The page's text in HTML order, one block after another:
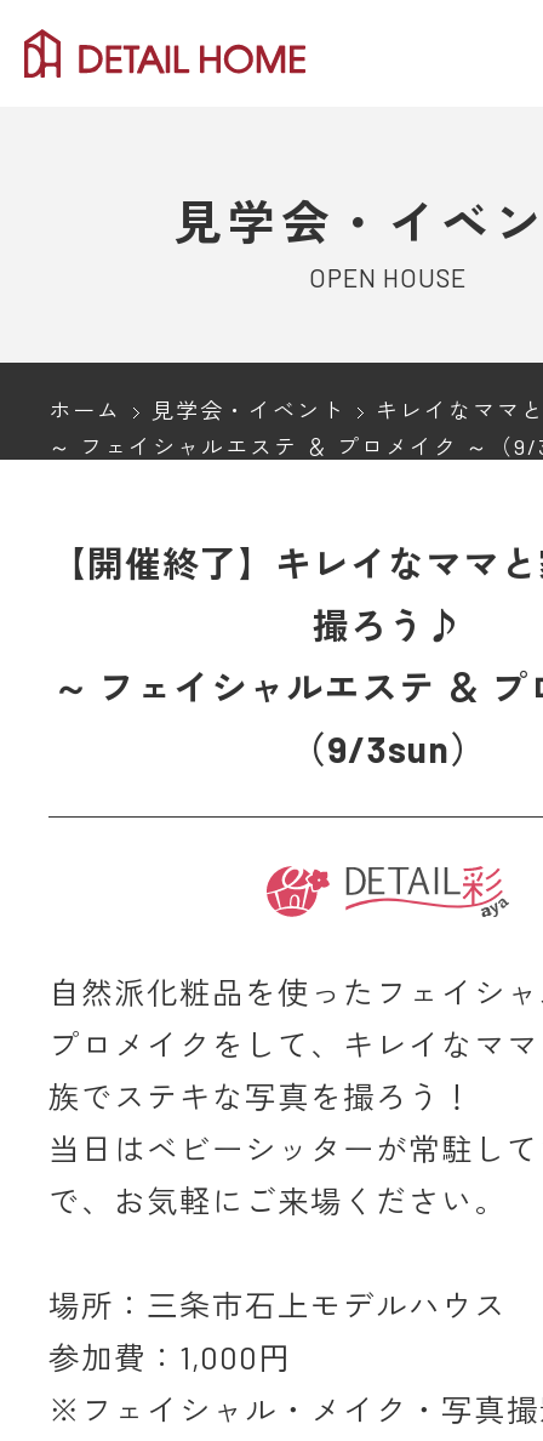
見学会・イベ
OPEN HOUSE
ホーム 見学会・イベント
キレイなママと
～ フェイシャルエステ ＆ プロメイク ～（
【開催終了】キレイなママ
撮ろう♪
～ フェイシャルエステ ＆ プ
（9/3sun）
自然派化粧品を使ったフェイシ
プロメイクをして、キレイなマ
族でステキな写真を撮ろう！
当日はベビーシッターが常駐し
で、お気軽にご来場ください。
場所：三条市石上モデルハウス
参加費：1,000円
※フェイシャル・メイク・写真